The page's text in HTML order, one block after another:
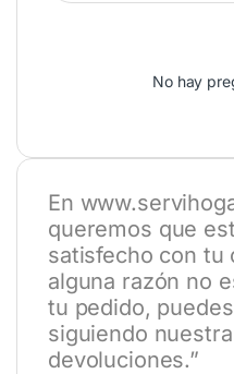
No hay
En
queremos que
satisfecho con tu
alguna razón no
tu pedido,
siguiendo
devoluciones.”